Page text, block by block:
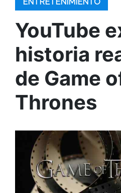
YouTube
historia
de Game
Thrones